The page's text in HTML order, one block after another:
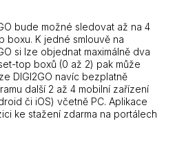
bude možné sledovat až na 4
boxu. K jedné smlouvě na
si lze objednat maximálně dva
top boxů (0 až 2) pak může
DIGI2GO navíc bezplatně
další 2 až 4 mobilní zařízení
či iOS) včetně PC. Aplikace
ke stažení zdarma na portálech